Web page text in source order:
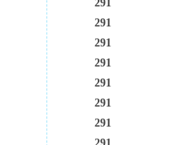
291
291
291
291
291
291
291